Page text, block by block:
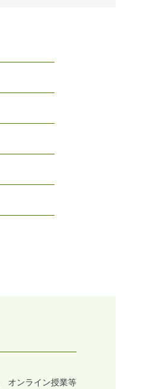
オンライン授業等